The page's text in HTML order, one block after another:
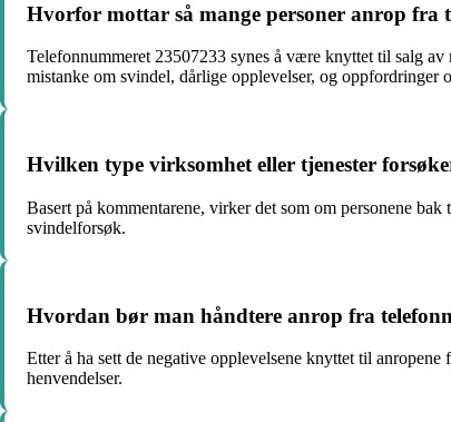
Hvorfor mottar så mange personer anrop fra
Telefonnummeret 23507233 synes å være knyttet til salg
mistanke om svindel, dårlige opplevelser, og oppfordringer
Hvilken type virksomhet eller tjenester
Basert på kommentarene, virker det som om personene
svindelforsøk.
Hvordan bør man håndtere anrop fra
Etter å ha sett de negative opplevelsene knyttet til
henvendelser.